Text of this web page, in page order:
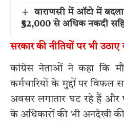
वाराणसी में ऑटो में
₹52,000 से अधिक नकदी
सरकार की नीतियों पर भी
कांग्रेस नेताओं ने कहा कि
कर्मचारियों के मुद्दों पर विफल
अवसर लगातार घट रहे हैं और
के अधिकारों की भी अनदेखी की